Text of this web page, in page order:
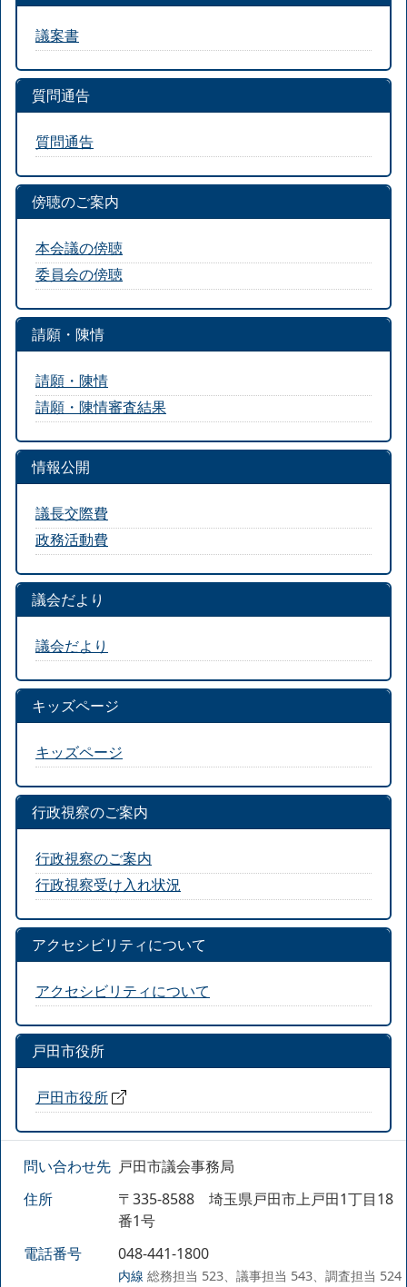
議案書
質問通告
質問通告
傍聴のご案内
本会議の傍聴
委員会の傍聴
請願・陳情
請願・陳情
請願・陳情審査結果
情報公開
議長交際費
政務活動費
議会だより
議会だより
キッズページ
キッズページ
行政視察のご案内
行政視察のご案内
行政視察受け入れ状況
アクセシビリティについて
アクセシビリティについて
戸田市役所
戸田市役所
問い合わせ先 戸田市議会事務局
住所
〒335-8588 埼玉県戸田市上戸田1丁目18
番1号
電話番号
048-441-1800
内線 総務担当 523、議事担当 543、調査担当 524